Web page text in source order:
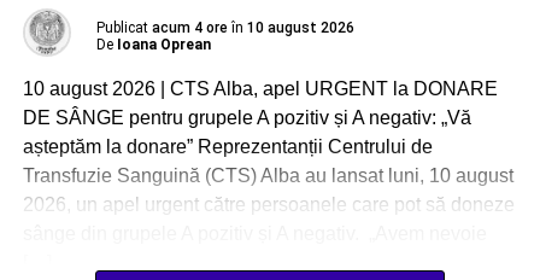
Publicat acum 4 ore în 10 august 2026
De Ioana Oprean
10 august 2026 | CTS Alba, apel URGENT la DONARE
DE SÂNGE pentru grupele A pozitiv și A negativ: „Vă
așteptăm la donare” Reprezentanții Centrului de
Transfuzie Sanguină (CTS) Alba au lansat luni, 10 august
2026, un apel urgent către persoanele care pot să doneze